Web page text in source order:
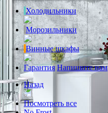
Холодильники
Морозильники
Винные шкафы
Гарантия Напишите нам
Назад
Посмотреть все